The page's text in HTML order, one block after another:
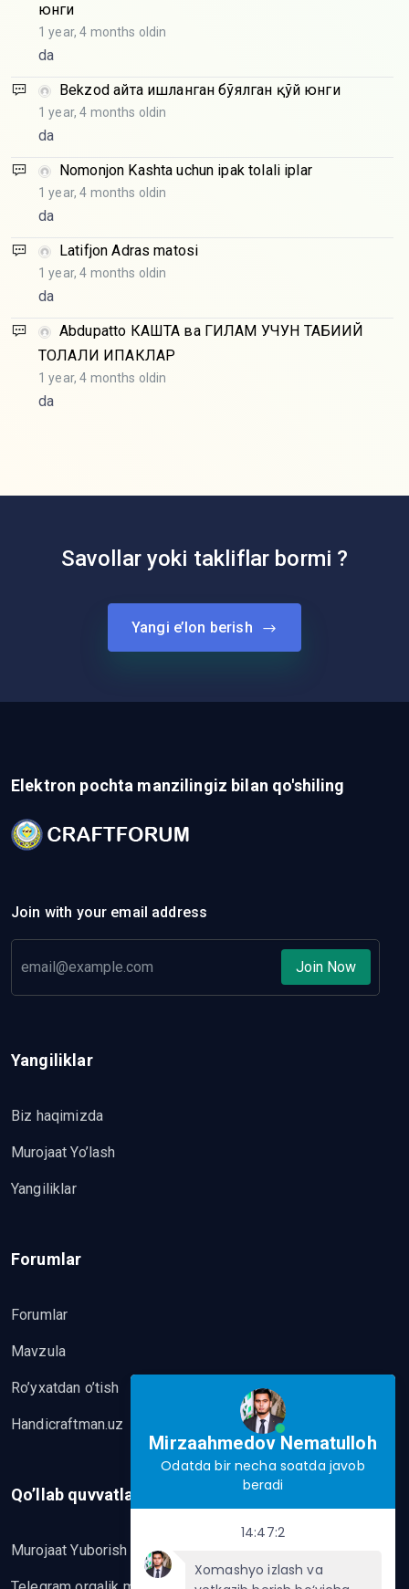
юнги
1 year, 4 months oldin
da
Bekzod Қайта ишланган бўялган қўй юнги
1 year, 4 months oldin
da
Nomonjon Kashta uchun ipak tolali iplar
1 year, 4 months oldin
da
Latifjon Adras matosi
1 year, 4 months oldin
da
Abdupatto КАШТА ва ГИЛАМ УЧУН ТАБИИЙ
ТОЛАЛИ ИПАКЛАР
1 year, 4 months oldin
da
Savollar yoki takliflar bormi ?
Yangi e’lon berish
Elektron pochta manzilingiz bilan qo'shiling
Join with your email address
Join Now
Yangiliklar
Biz haqimizda
Murojaat Yo’lash
Yangiliklar
Forumlar
Forumlar
Mavzula
Ro’yxatdan o’tish
Handicraftman.uz
Qo’llab quvvatlash
Murojaat Yuborish
Mirzaahmedov Nematulloh
Odatda bir necha soatda javob
beradi
14:47:2
Xomashyo izlash va